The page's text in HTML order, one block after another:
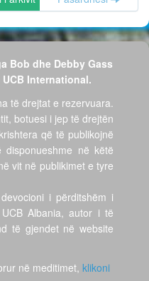
Bob dhe Debby Gass
International.
të drejtat e rezervuara.
botuesi i jep të drejtën
që të publikojnë
në këtë
vit në publikimet e tyre
i përditshëm i
Albania, autor i të
të gjendet në website
në meditimet, klikoni